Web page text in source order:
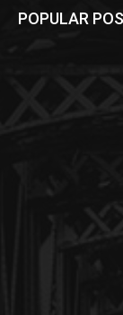
POPULAR